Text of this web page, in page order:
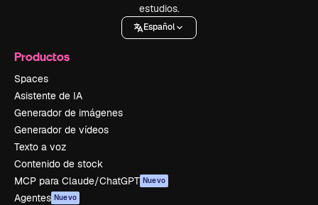
estudios.
Español
Productos
Spaces
Asistente de IA
Generador de imágenes
Generador de vídeos
Texto a voz
Contenido de stock
MCP para Claude/ChatGPT Nuevo
Agentes Nuevo